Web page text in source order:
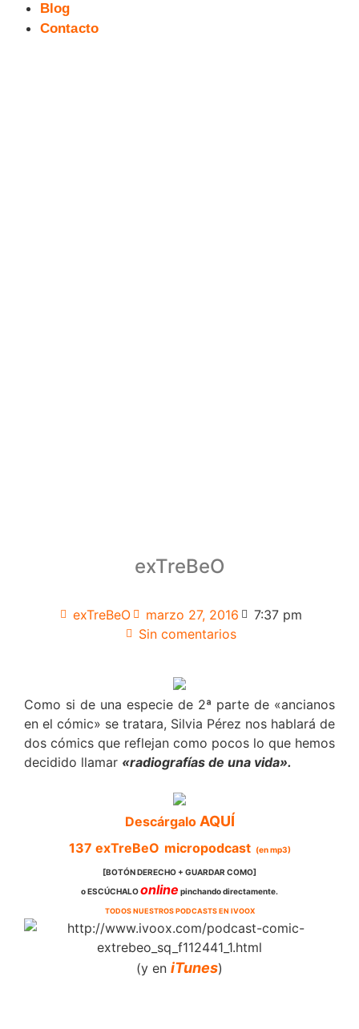
Blog
Contacto
exTreBeO
exTreBeO marzo 27, 2016
7:37 pm
Sin comentarios
Como si de una especie de 2ª parte de «ancianos
en el cómic» se tratara, Silvia Pérez nos hablará de
dos cómics que reflejan como pocos lo que hemos
decidido llamar «radiografías de una vida».
Descárgalo AQUÍ
137 exTreBeO micropodcast (en mp3)
[BOTÓN DERECHO + GUARDAR COMO]
o ESCÚCHALOonline pinchando directamente.
TODOS NUESTROS PODCASTS EN IVOOX
(y en iTunes)